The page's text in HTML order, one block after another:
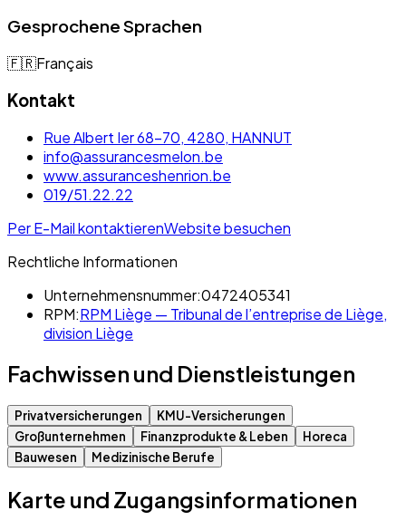
Gesprochene Sprachen
🇫🇷Français
Kontakt
Rue Albert Ier 68-70, 4280, HANNUT
info@assurancesmelon.be
www.assuranceshenrion.be
019/51.22.22
Per E-Mail kontaktierenWebsite besuchen
Rechtliche Informationen
Unternehmensnummer:0472405341
RPM:RPM Liège — Tribunal de l’entreprise de Liège,
division Liège
Fachwissen und Dienstleistungen
Privatversicherungen
KMU-Versicherungen
Großunternehmen
Finanzprodukte & Leben
Horeca
Bauwesen
Medizinische Berufe
Karte und Zugangsinformationen